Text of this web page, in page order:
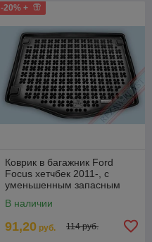
-20% +
Коврик в багажник Ford
Focus хетчбек 2011-, с
уменьшенным запасным
Польша
В наличии
91,20 руб. 114 руб.